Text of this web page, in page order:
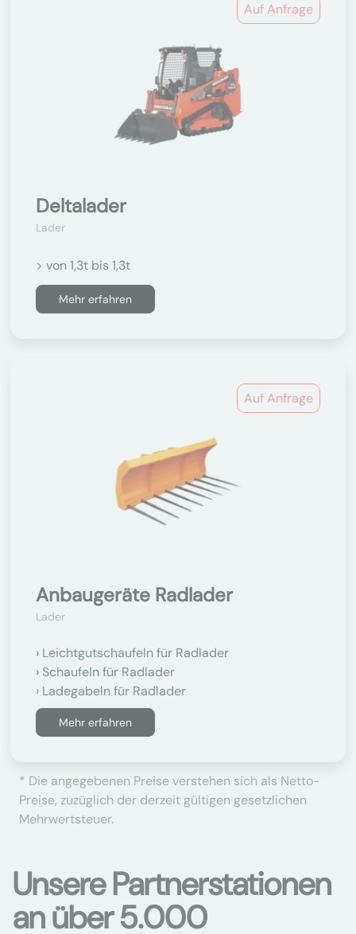
Auf Anfrage
Deltalader
Lader
> von 1,3t bis 1,3t
Mehr erfahren
Auf Anfrage
Anbaugeräte Radlader
Lader
Leichtgutschaufeln für Radlader
Schaufeln für Radlader
Ladegabeln für Radlader
Mehr erfahren
* Die angegebenen Preise verstehen sich als Netto-
Preise, zuzüglich der derzeit gültigen gesetzlichen
Mehrwertsteuer.
Unsere Partnerstationen
an über 5.000